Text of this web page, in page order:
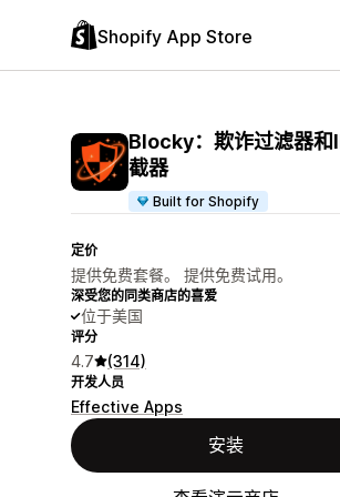
Shopify App Store
Blocky：欺诈过滤器和
截器
Built for Shopify
定价
提供免费套餐。 提供免费试用。
深受您的同类商店的喜爱
位于美国
评分
4.7 (314)
开发人员
Effective Apps
安装